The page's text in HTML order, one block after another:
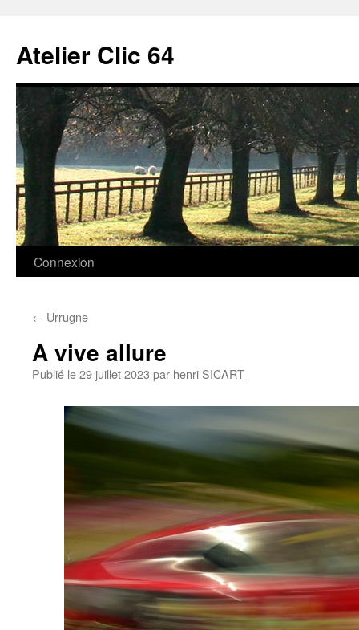
contenu
Atelier Clic 64
Connexion
← Urrugne
A vive allure
Publié le29 juillet 2023 par henri SICART